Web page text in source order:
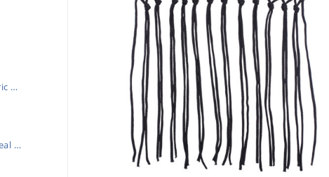
Fitmin horse Progastric 20kg
Fitmin horse Müsli Ideal 20kg